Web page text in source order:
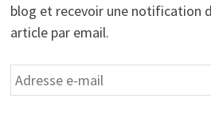
blog et recevoir une notification
article par email.
Adresse
e-